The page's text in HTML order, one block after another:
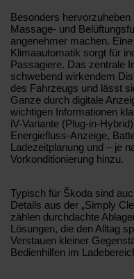
Besonders
Massage- und
angenehmer machen.
Klimaautomatik sorgt für
Passagiere. Das zentrale
schwebend wirkendem
des Fahrzeugs und lässt
Ganze durch digitale
wichtigen Informationen
iV-Variante (Plug-in-
Energiefluss-Anzeige,
Ladezeitplanung und – je
Vorkonditionierung hinzu.
Typisch für Škoda sind
Details aus der „Simply
zählen durchdachte
Lösungen, die den Alltag
Verstauen kleiner
Bedienhilfen im